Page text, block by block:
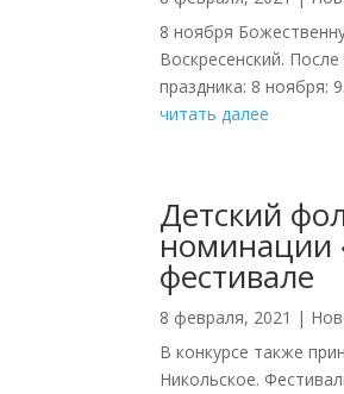
8 ноября
Воскресенский.
праздника: 8 ноября:
читать далее
Детский
номинации
фестивале
8 февраля, 2021 |
В конкурсе также
Никольское.